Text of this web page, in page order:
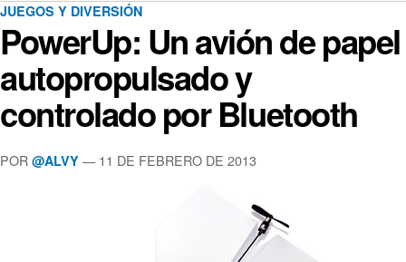
JUEGOS Y DIVERSIÓN
PowerUp: Un avión de papel
autopropulsado y
controlado por Bluetooth
POR @ALVY — 11 DE FEBRERO DE 2013